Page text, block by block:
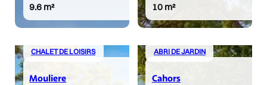
9.6 m² 10 m²
CHALET DE LOISIRS
Mouliere
ABRI DE JARDIN
Cahors